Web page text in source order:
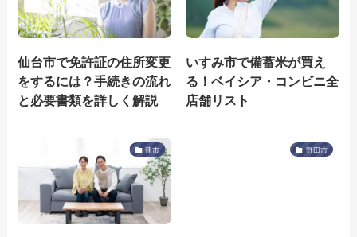
仙台市で免許証の住所変更
をするには？手続きの流れ
と必要書類を詳しく解説
いすみ市で備蓄米が買え
る！ベイシア・コンビニ全
店舗リスト
津市 野田市